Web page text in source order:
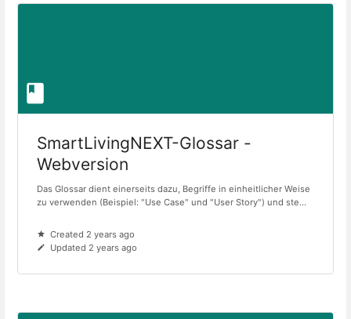
SmartLivingNEXT-Glossar -
Webversion
Das Glossar dient einerseits dazu, Begriffe in einheitlicher Weise
zu verwenden (Beispiel: "Use Case" und "User Story") und ste...
Created 2 years ago
Updated 2 years ago